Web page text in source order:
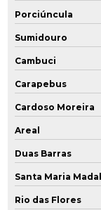
Monitoramento
Monitoramento
Monitoramento
Monitoramento
Monitoramento
Monitoramento
Orçamento
Porciúncula
Sumidouro
Cambuci
Carapebus
Cardoso Moreira
Areal
Duas Barras
Santa Maria
Rio das Flores